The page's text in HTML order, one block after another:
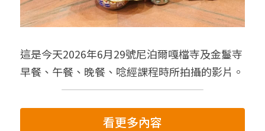
這是今天2026年6月29號尼泊爾嘎檔寺及金鬘寺
早餐、午餐、晚餐、唸經課程時所拍攝的影片。
看更多內容